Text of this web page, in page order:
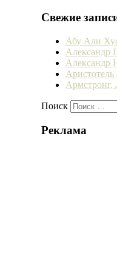
Свежие
Абу Али
Александр
Александр
Армстронг,
Поиск
Реклама